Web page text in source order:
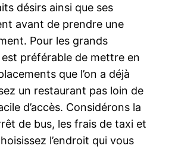
désirs ainsi que ses
avant de prendre une
Pour les grands
préférable de mettre en
que l’on a déjà
un restaurant pas loin de
d’accès. Considérons la
de bus, les frais de taxi et
l’endroit qui vous